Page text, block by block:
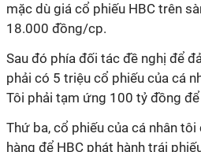
mặc dù giá cổ phiếu HBC trên
18.000 đồng/cp.
Sau đó phía đối tác đề nghị để
phải có 5 triệu cổ phiếu của cá
Tôi phải tạm ứng 100 tỷ đồng
Thứ ba, cổ phiếu của cá nhân
hàng để HBC phát hành trái